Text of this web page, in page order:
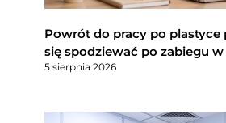
Powrót do pracy po plastyce
się spodziewać po zabiegu
5 sierpnia 2026